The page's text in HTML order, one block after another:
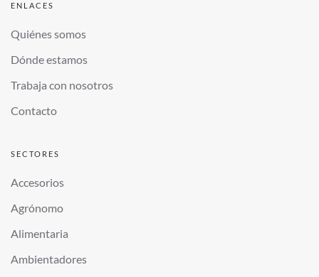
ENLACES
Quiénes somos
Dónde estamos
Trabaja con nosotros
Contacto
SECTORES
Accesorios
Agrónomo
Alimentaria
Ambientadores